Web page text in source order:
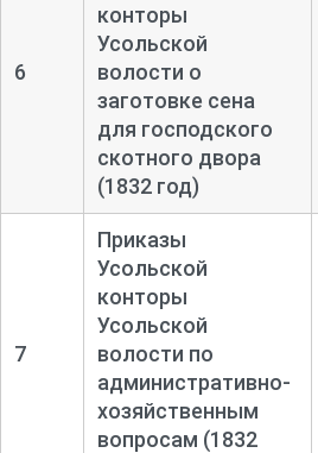
6
конторы
Усольской
волости о
заготовке сена
для господского
скотного двора
(1832 год)
7
Приказы
Усольской
конторы
Усольской
волости по
административно-
хозяйственным
вопросам (1832